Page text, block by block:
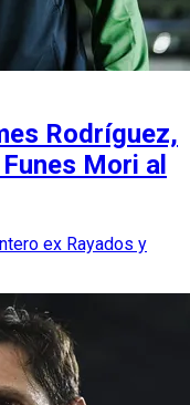
Rodríguez,
Mori al
ex Rayados y